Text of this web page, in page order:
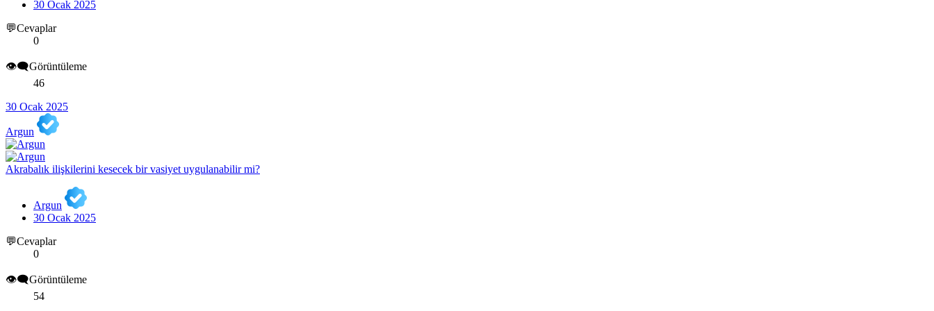
30 Ocak 2025
💬Cevaplar
0
👁️‍🗨️Görüntüleme
46
30 Ocak 2025
Argun
Akrabalık ilişkilerini kesecek bir vasiyet uygulanabilir mi?
Argun
30 Ocak 2025
💬Cevaplar
0
👁️‍🗨️Görüntüleme
54